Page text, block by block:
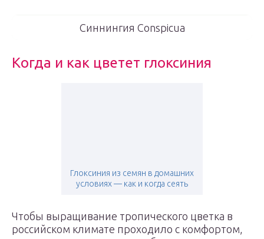
Синнингия Conspicua
Когда и как цветет глоксиния
Глоксиния из семян в домашних
условиях — как и когда сеять
Чтобы выращивание тропического цветка в
российском климате проходило с комфортом,